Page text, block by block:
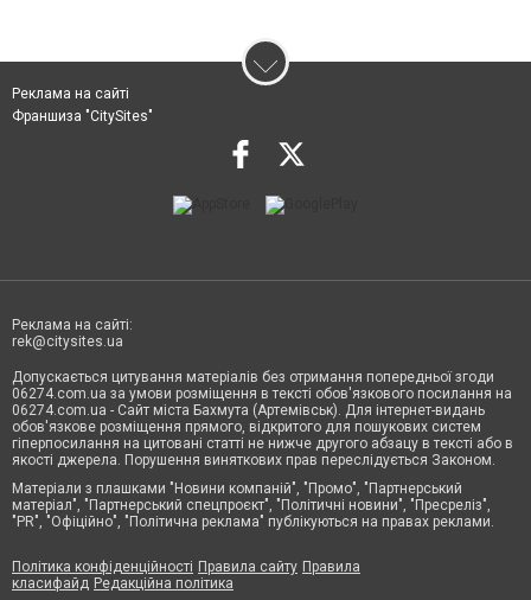
Реклама на сайті
Франшиза "CitySites"
Реклама на сайті:
rek@citysites.ua
Допускається цитування матеріалів без отримання попередньої згоди
06274.com.ua за умови розміщення в тексті обов'язкового посилання на
06274.com.ua - Сайт міста Бахмута (Артемівськ). Для інтернет-видань
обов'язкове розміщення прямого, відкритого для пошукових систем
гіперпосилання на цитовані статті не нижче другого абзацу в тексті або в
якості джерела. Порушення виняткових прав переслідується Законом.
Матеріали з плашками "Новини компаній", "Промо", "Партнерський
матеріал", "Партнерський спецпроєкт", "Політичні новини", "Пресреліз",
"PR", "Офіційно", "Політична реклама" публікуються на правах реклами.
Політика конфіденційності Правила сайту Правила
класифайд Редакційна політика